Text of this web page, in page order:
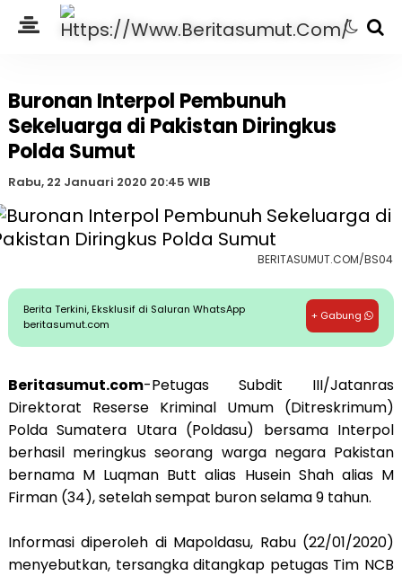
Buronan Interpol Pembunuh
Sekeluarga di Pakistan Diringkus
Polda Sumut
Rabu, 22 Januari 2020 20:45 WIB
BERITASUMUT.COM/BS04
Berita Terkini, Eksklusif di Saluran WhatsApp
beritasumut.com
+ Gabung
Beritasumut.com-Petugas Subdit III/Jatanras
Direktorat Reserse Kriminal Umum (Ditreskrimum)
Polda Sumatera Utara (Poldasu) bersama Interpol
berhasil meringkus seorang warga negara Pakistan
bernama M Luqman Butt alias Husein Shah alias M
Firman (34), setelah sempat buron selama 9 tahun.
Informasi diperoleh di Mapoldasu, Rabu (22/01/2020)
menyebutkan, tersangka ditangkap petugas Tim NCB